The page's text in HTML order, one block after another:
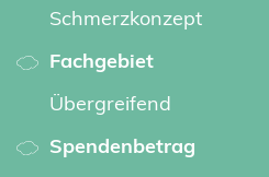
Schmerzkonzept
Fachgebiet
Übergreifend
Spendenbetrag